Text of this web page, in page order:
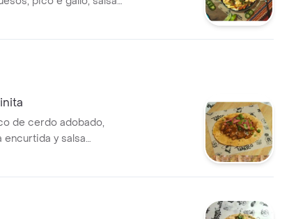
dos rodajas de
de cerdo adobado,
encurtida y salsa